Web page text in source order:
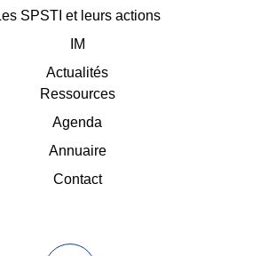
SPSTI et leurs actions
IM
Actualités
Ressources
Agenda
Annuaire
Contact